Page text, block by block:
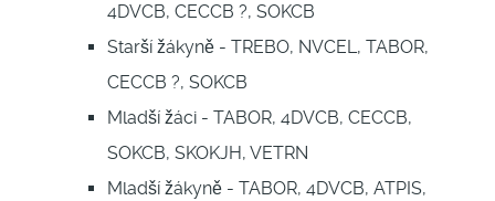
4DVCB, CECCB ?, SOKCB
Starší žákyně - TREBO, NVCEL, TABOR,
CECCB ?, SOKCB
Mladší žáci - TABOR, 4DVCB, CECCB,
SOKCB, SKOKJH, VETRN
Mladší žákyně - TABOR, 4DVCB, ATPIS,